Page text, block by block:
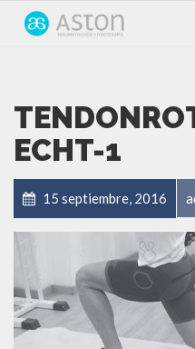
ECHT-1
15 septiembre, 2016